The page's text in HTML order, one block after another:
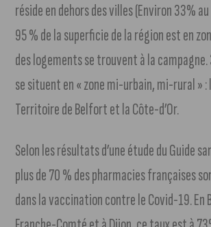
réside en dehors des villes (Environ 33%
95 % de la superficie de la région est en
des logements se trouvent à la
se situent en « zone mi-urbain, mi-rural » :
Territoire de Belfort et la Côte-d’Or.
Selon les résultats d’une étude du Guide
plus de 70 % des pharmacies françaises
dans la vaccination contre le Covid-19. En